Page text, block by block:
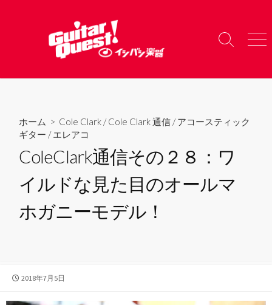
へ
検
り
メ
ー
ホーム > Cole Clark /Cole Clark 通信 /アコースティック
ギター /エレアコ
ColeClark通信その２８：ワ
イルドな見た目のオールマ
ホガニーモデル！
公
日
2018年7月5日